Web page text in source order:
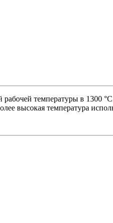
температуры в 1300
высокая температура